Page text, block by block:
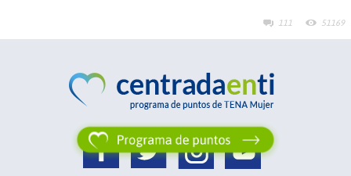
111 51169
e
er es s
p
p
l
ri
n
dl
y
p
tir